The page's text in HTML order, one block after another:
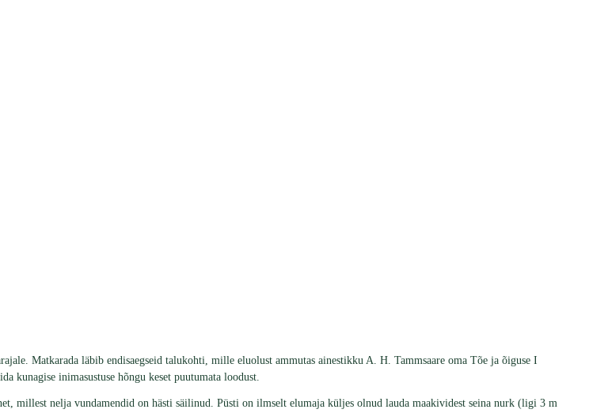
Matkarada läbib endisaegseid talukohti, mille eluolust ammutas ainestikku A. H. Tammsaare oma Tõe ja õiguse I
kunagise inimasustuse hõngu keset puutumata loodust.
millest nelja vundamendid on hästi säilinud. Püsti on ilmselt elumaja küljes olnud lauda maakividest seina nurk (ligi 3 m